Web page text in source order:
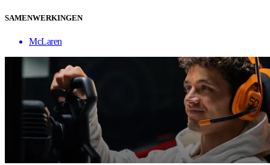
SAMENWERKINGEN
McLaren